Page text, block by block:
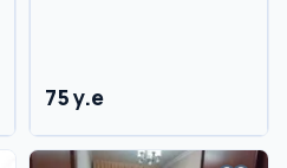
75 y.e